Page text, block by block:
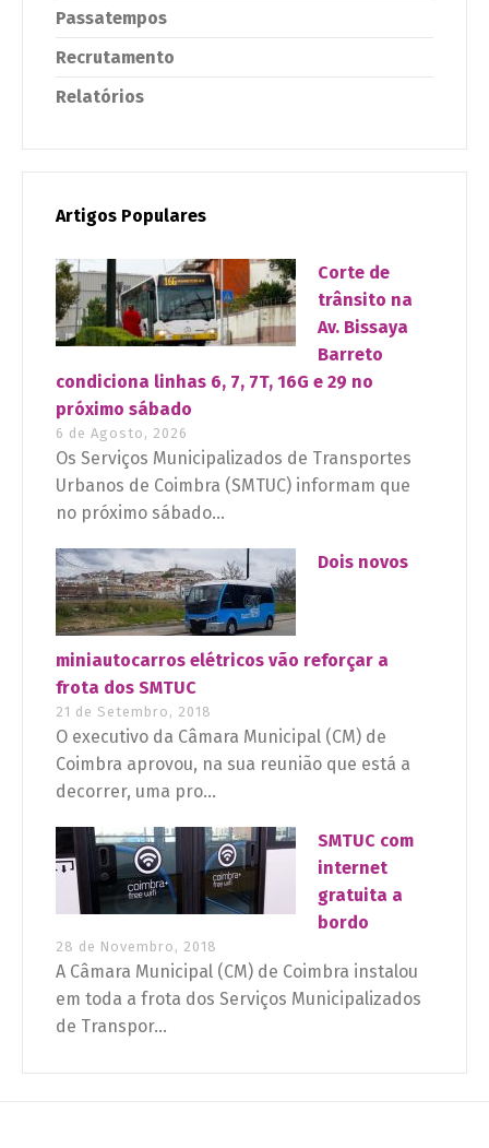
Passatempos
Recrutamento
Relatórios
Artigos Populares
Corte de
trânsito na
Av. Bissaya
Barreto
condiciona linhas 6, 7, 7T, 16G e 29 no
próximo sábado
6 de Agosto, 2026
Os Serviços Municipalizados de Transportes
Urbanos de Coimbra (SMTUC) informam que
no próximo sábado...
Dois novos
miniautocarros elétricos vão reforçar a
frota dos SMTUC
21 de Setembro, 2018
O executivo da Câmara Municipal (CM) de
Coimbra aprovou, na sua reunião que está a
decorrer, uma pro...
SMTUC com
internet
gratuita a
bordo
28 de Novembro, 2018
A Câmara Municipal (CM) de Coimbra instalou
em toda a frota dos Serviços Municipalizados
de Transpor...